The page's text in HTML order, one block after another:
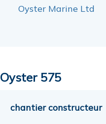
Oyster Marine Ltd
Oyster 575
chantier constructeur